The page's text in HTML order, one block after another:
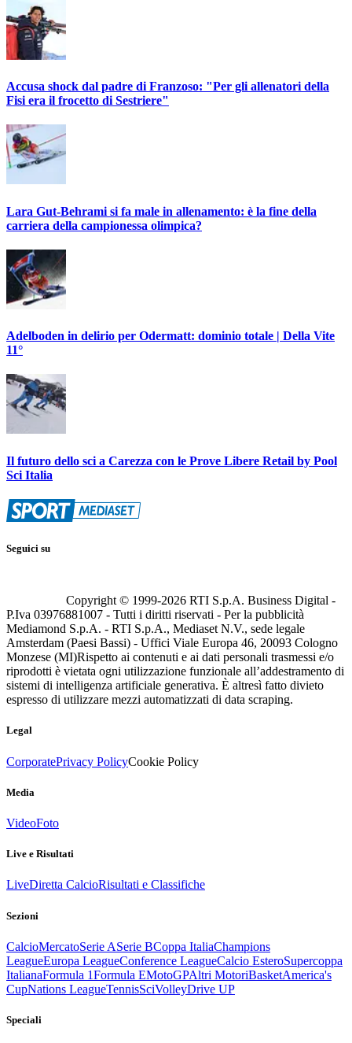
Accusa shock dal padre di Franzoso: "Per gli allenatori della
Fisi era il frocetto di Sestriere"
Lara Gut-Behrami si fa male in allenamento: è la fine della
carriera della campionessa olimpica?
Adelboden in delirio per Odermatt: dominio totale | Della Vite
11°
Il futuro dello sci a Carezza con le Prove Libere Retail by Pool
Sci Italia
Seguici su
Copyright © 1999-2026 RTI S.p.A. Business Digital -
P.Iva 03976881007 - Tutti i diritti riservati - Per la pubblicità
Mediamond S.p.A. - RTI S.p.A., Mediaset N.V., sede legale
Amsterdam (Paesi Bassi) - Uffici Viale Europa 46, 20093 Cologno
Monzese (MI)Rispetto ai contenuti e ai dati personali trasmessi e/o
riprodotti è vietata ogni utilizzazione funzionale all’addestramento di
sistemi di intelligenza artificiale generativa. È altresì fatto divieto
espresso di utilizzare mezzi automatizzati di data scraping.
Legal
CorporatePrivacy PolicyCookie Policy
Media
VideoFoto
Live e Risultati
LiveDiretta CalcioRisultati e Classifiche
Sezioni
CalcioMercatoSerie ASerie BCoppa ItaliaChampions
LeagueEuropa LeagueConference LeagueCalcio EsteroSupercoppa
ItalianaFormula 1Formula EMotoGPAltri MotoriBasketAmerica's
CupNations LeagueTennisSciVolleyDrive UP
Speciali